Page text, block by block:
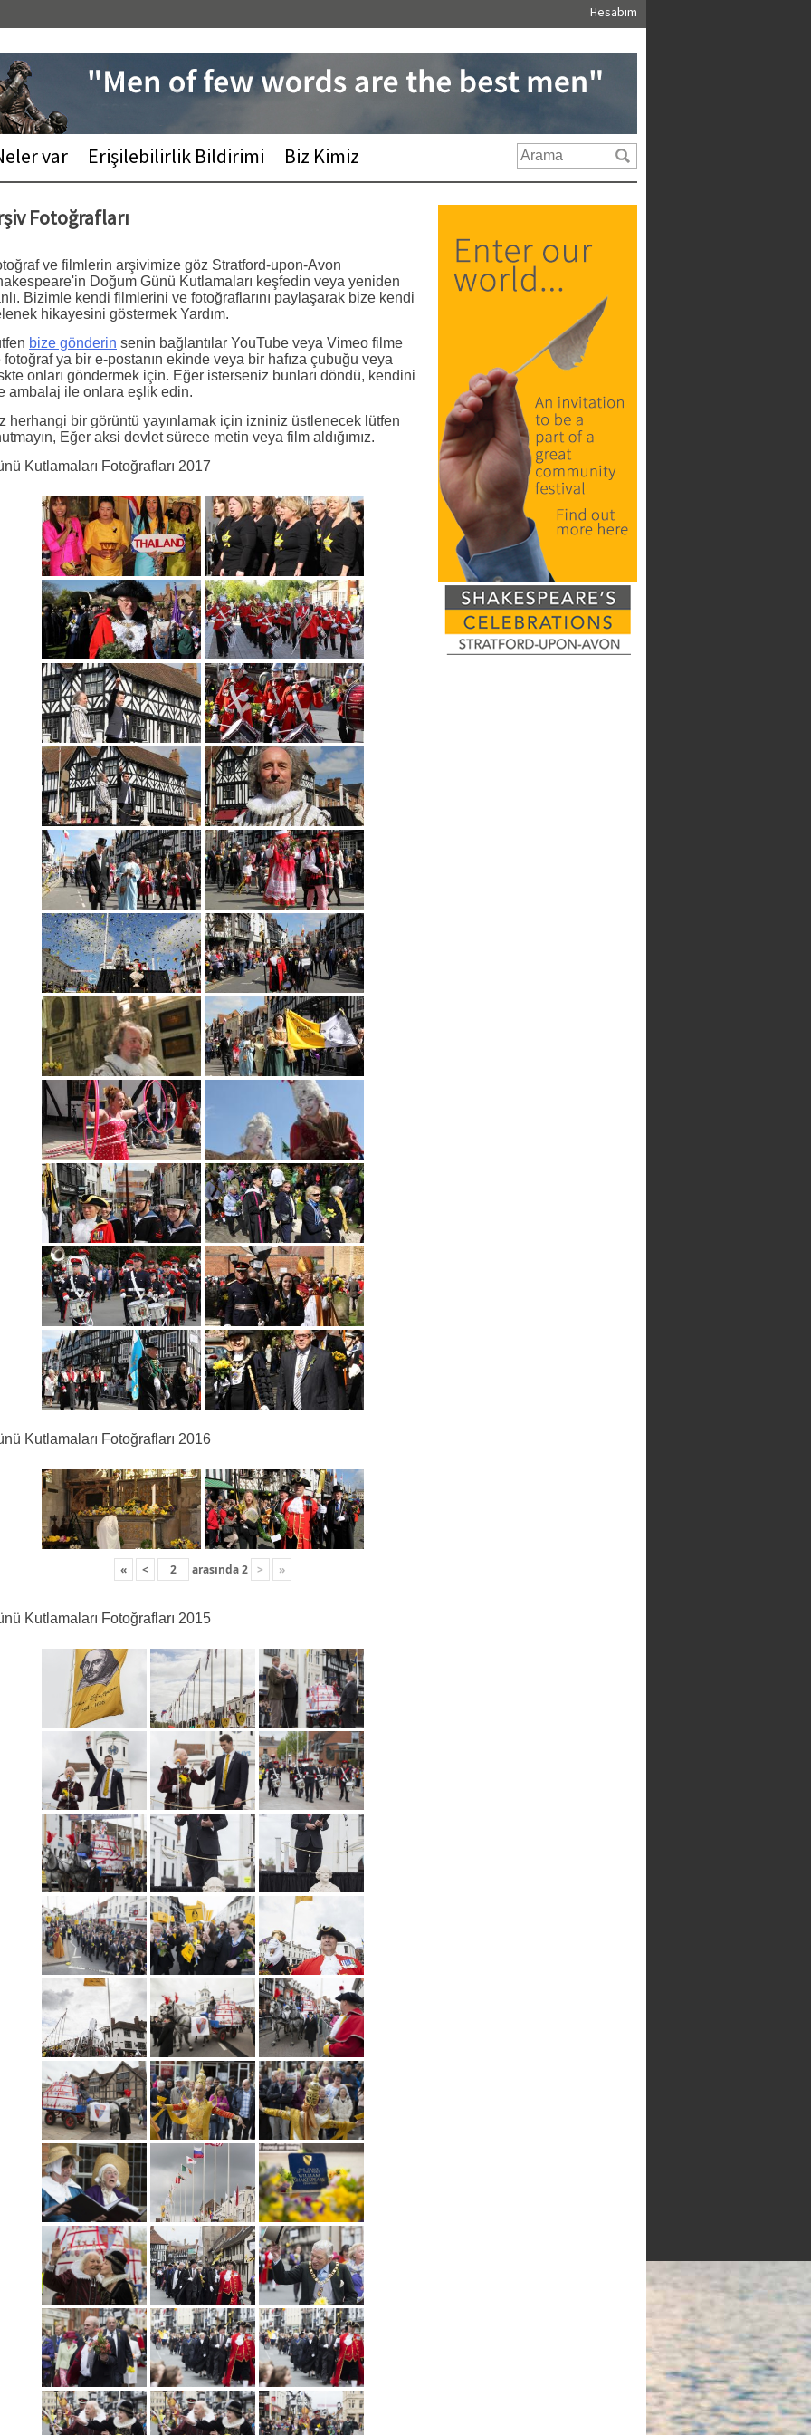
Hesabım
var Erişilebilirlik Bildirimi Biz Kimiz
Fotoğrafları
ve filmlerin arşivimize göz Stratford-upon-Avon
Doğum Günü Kutlamaları keşfedin veya yeniden
Bizimle kendi filmlerini ve fotoğraflarını paylaşarak bize kendi
hikayesini göstermek Yardım.
bize gönderin senin bağlantılar YouTube veya Vimeo filme
fotoğraf ya bir e-postanın ekinde veya bir hafıza çubuğu veya
onları göndermek için. Eğer isterseniz bunları döndü, kendini
ambalaj ile onlara eşlik edin.
herhangi bir görüntü yayınlamak için izniniz üstlenecek lütfen
Eğer aksi devlet sürece metin veya film aldığımız.
Kutlamaları Fotoğrafları 2017
Kutlamaları Fotoğrafları 2016
« < arasında2 > »
Kutlamaları Fotoğrafları 2015